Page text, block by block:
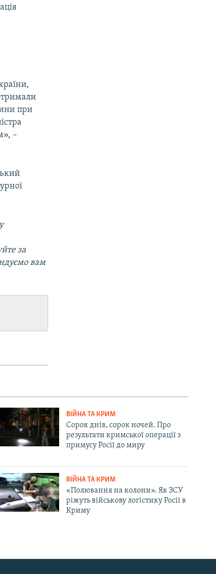
при
–
за
вам
ВІЙНА ТА КРИМ
Сорок днів, сорок ночей. Про
результати кримської операції з
примусу Росії до миру
ВІЙНА ТА КРИМ
«Полювання на колони». Як ЗСУ
ріжуть військову логістику Росії в
Криму